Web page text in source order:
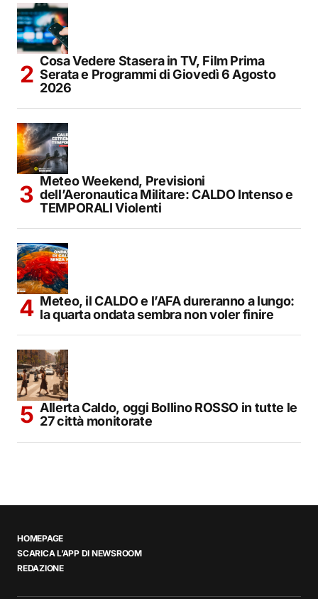
Cosa Vedere Stasera in TV, Film Prima
Serata e Programmi di Giovedì 6 Agosto
2026
Meteo Weekend, Previsioni
dell’Aeronautica Militare: CALDO Intenso e
TEMPORALI Violenti
Meteo, il CALDO e l’AFA dureranno a lungo:
la quarta ondata sembra non voler finire
Allerta Caldo, oggi Bollino ROSSO in tutte le
27 città monitorate
HOMEPAGE
SCARICA L’APP DI NEWSROOM
REDAZIONE